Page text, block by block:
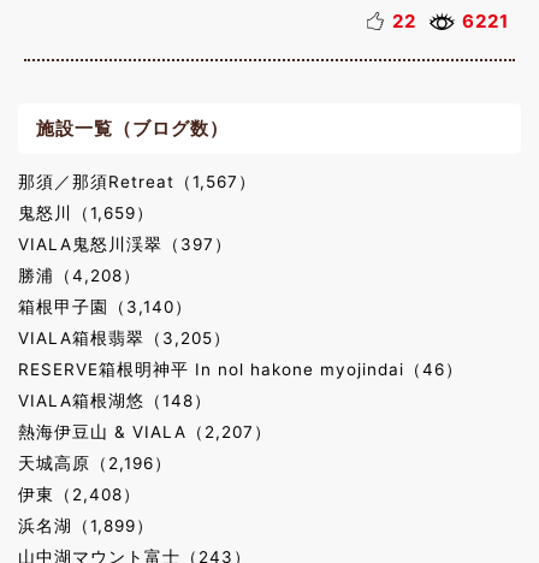
22 6221
施設一覧（ブログ数）
那須／那須Retreat（1,567）
鬼怒川（1,659）
VIALA鬼怒川渓翠（397）
勝浦（4,208）
箱根甲子園（3,140）
VIALA箱根翡翠（3,205）
RESERVE箱根明神平 In nol hakone myojindai（46）
VIALA箱根湖悠（148）
熱海伊豆山 & VIALA（2,207）
天城高原（2,196）
伊東（2,408）
浜名湖（1,899）
山中湖マウント富士（243）